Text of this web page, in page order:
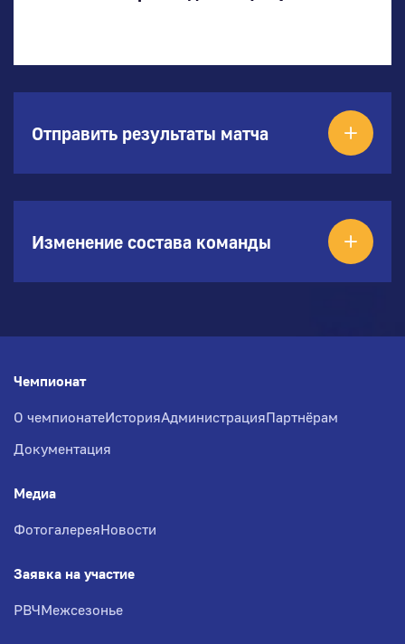
Отправить результаты матча
Изменение состава команды
Чемпионат
О чемпионатеИсторияАдминистрацияПартнёрам
Документация
Медиа
ФотогалереяНовости
Заявка на участие
РВЧМежсезонье